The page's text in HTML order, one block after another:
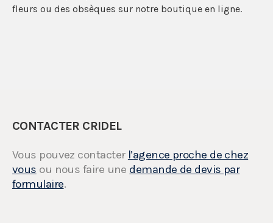
fleurs ou des obsèques sur notre boutique en ligne.
CONTACTER CRIDEL
Vous pouvez contacter l’agence proche de chez
vous ou nous faire une demande de devis par
formulaire.